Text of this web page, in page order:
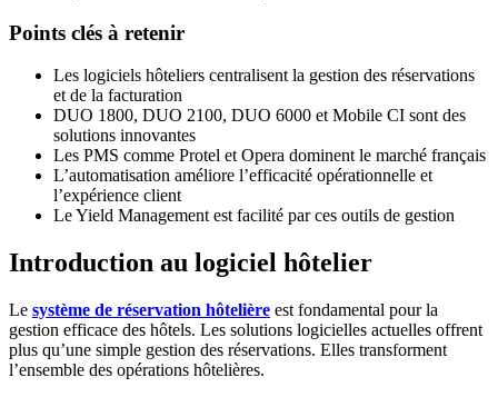
Points clés à retenir
Les logiciels hôteliers centralisent la gestion des réservations
et de la facturation
DUO 1800, DUO 2100, DUO 6000 et Mobile CI sont des
solutions innovantes
Les PMS comme Protel et Opera dominent le marché français
L’automatisation améliore l’efficacité opérationnelle et
l’expérience client
Le Yield Management est facilité par ces outils de gestion
Introduction au logiciel hôtelier
Le système de réservation hôtelière est fondamental pour la
gestion efficace des hôtels. Les solutions logicielles actuelles offrent
plus qu’une simple gestion des réservations. Elles transforment
l’ensemble des opérations hôtelières.